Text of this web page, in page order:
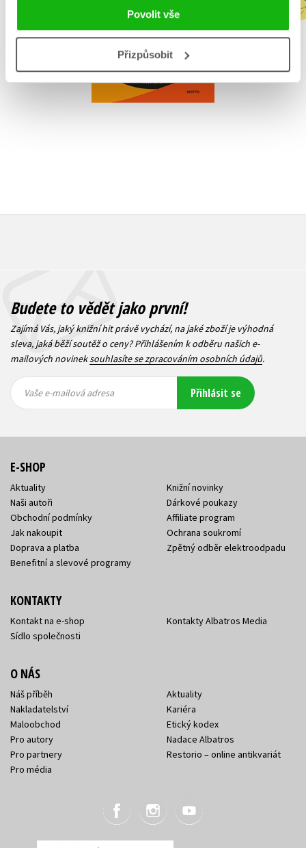
Povolit vše
Přizpůsobit
Do košíku
399 Kč
319 Kč
872 Kč
Budete to vědět jako první!
Zajímá Vás, jaký knižní hit právě vychází, na jaké zboží je výhodná
sleva, jaká běží soutěž o ceny? Přihlášením k odběru našich e-
mailových novineksouhlasíte se zpracováním osobních údajů.
mailová
mailová
Vaše e-mailová adresa Přihlásit se
E-SHOP
Aktuality
Naši autoři
Obchodní podmínky
Jak nakoupit
Doprava a platba
Benefitní a slevové programy
Knižní novinky
Dárkové poukazy
Affiliate program
Ochrana soukromí
Zpětný odběr elektroodpadu
KONTAKTY
Kontakt na e-shop
Sídlo společnosti
Kontakty Albatros Media
O NÁS
Náš příběh
Nakladatelství
Maloobchod
Pro autory
Pro partnery
Pro média
Aktuality
Kariéra
Etický kodex
Nadace Albatros
Restorio – online antikvariát